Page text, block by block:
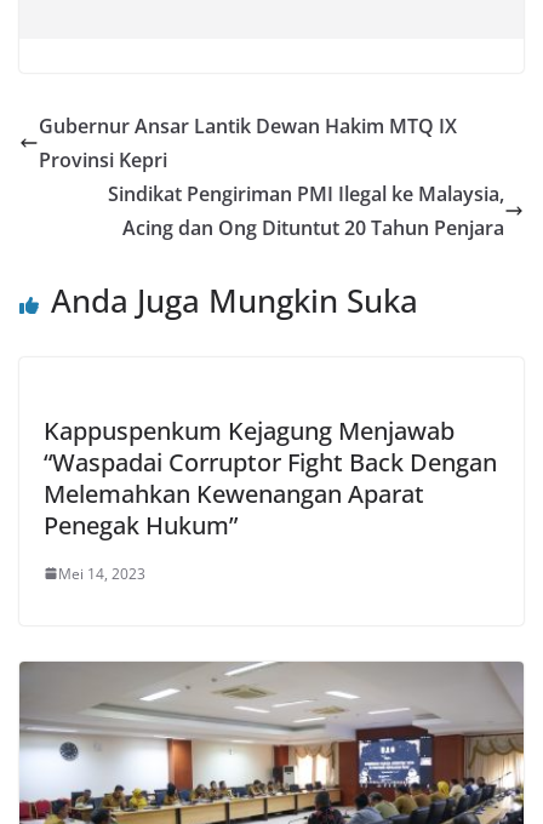
Gubernur Ansar Lantik Dewan Hakim MTQ IX
Provinsi Kepri
Sindikat Pengiriman PMI Ilegal ke Malaysia,
Acing dan Ong Dituntut 20 Tahun Penjara
Anda Juga Mungkin Suka
Kappuspenkum Kejagung Menjawab
“Waspadai Corruptor Fight Back Dengan
Melemahkan Kewenangan Aparat
Penegak Hukum”
Mei 14, 2023